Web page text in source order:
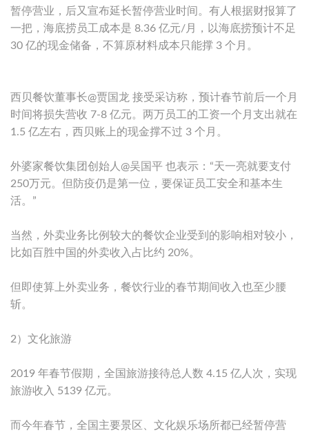
暂停营业，后又宣布延长暂停营业时间。有人根据财报算了
一把，海底捞员工成本是 8.36 亿元/月，以海底捞预计不足
30 亿的现金储备，不算原材料成本只能撑 3 个月。
西贝餐饮董事长@贾国龙 接受采访称，预计春节前后一个月
时间将损失营收 7-8 亿元。两万员工的工资一个月支出就在
1.5 亿左右，西贝账上的现金撑不过 3 个月。
外婆家餐饮集团创始人@吴国平 也表示：“天一亮就要支付
250万元。但防疫仍是第一位，要保证员工安全和基本生
活。”
当然，外卖业务比例较大的餐饮企业受到的影响相对较小，
比如百胜中国的外卖收入占比约 20%。
但即使算上外卖业务，餐饮行业的春节期间收入也至少腰
斩。
2）文化旅游
2019 年春节假期，全国旅游接待总人数 4.15 亿人次，实现
旅游收入 5139 亿元。
而今年春节，全国主要景区、文化娱乐场所都已经暂停营